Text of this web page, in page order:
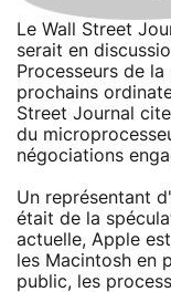
Le Wall Street
serait en
Processeurs de
prochains
Street Journal
du
négociations
Un représentant
était de la
actuelle, Apple
les Macintosh en
public, les